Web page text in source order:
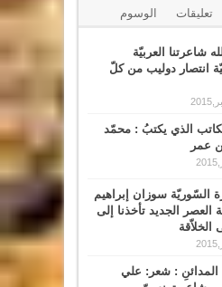
تعليقات الوسوم
شاعرتنا العربيّة
انتصار دوليب من كلّ
الذي يكتبُ : محمّد
عمر
السّوريّة سوزان إبراهيم
العصر الجديد تأخذنا إلى
الخلاّقة
: شعر: علي